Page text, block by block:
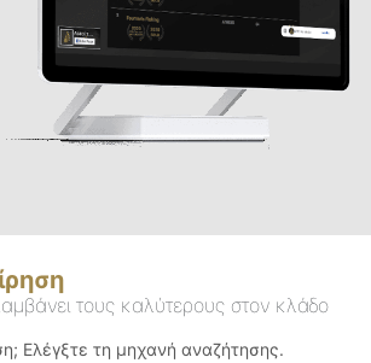
τους καλύτερους στον κλάδο
Ελέγξτε τη μηχανή αναζήτησης.